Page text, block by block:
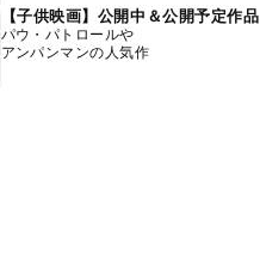
【子供映画】公開中＆公開予定作品
パウ・パトロールや
アンパンマンの人気作